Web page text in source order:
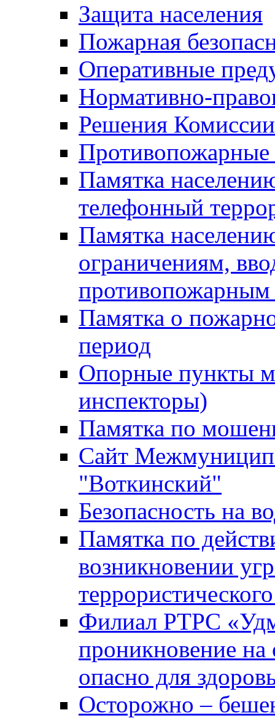
Защита населения
Пожарная
Оперативные
Нормативно-
Решения
Противопожарные
Памятка
телефонный
Памятка
ограничениям,
Памятка о
период
Опорные пункты
инспекторы)
Памятка по
Сайт
"Воткинский"
Безопасность на
Памятка по
возникновении
Филиал РТРС
проникновение на
опасно для
Осторожно –